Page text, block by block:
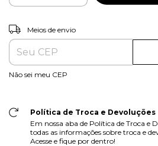
Entregas para o CEP:
Meios de envio
Não sei meu CEP
Política de Troca e Devoluções
Em nossa aba de Política de Troca e
todas as informações sobre troca e
Acesse e fique por dentro!